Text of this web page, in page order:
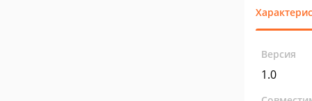
Версия
1.0